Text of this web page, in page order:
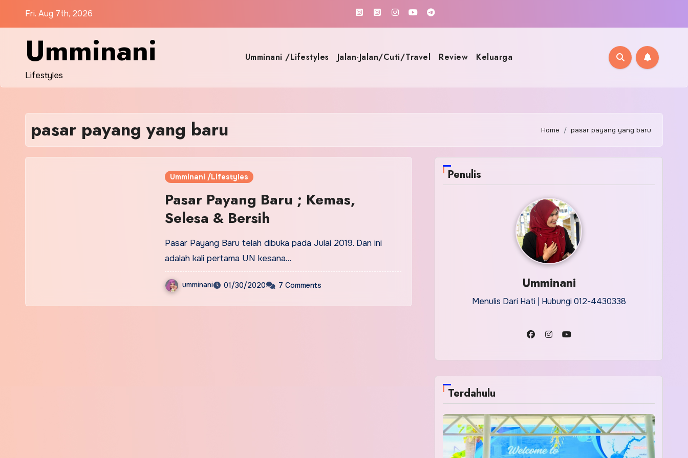
Fri. Aug 7th, 2026
Umminani
Lifestyles
Umminani /Lifestyles Jalan-Jalan/Cuti/Travel Review Keluarga
pasar payang yang baru Home pasar payang yang baru
Umminani /Lifestyles
Pasar Payang Baru ; Kemas,
Selesa & Bersih
Pasar Payang Baru telah dibuka pada Julai 2019. Dan ini
adalah kali pertama UN kesana…
umminani 01/30/2020 7 Comments
Penulis
Umminani
Menulis Dari Hati | Hubungi 012-4430338
Terdahulu